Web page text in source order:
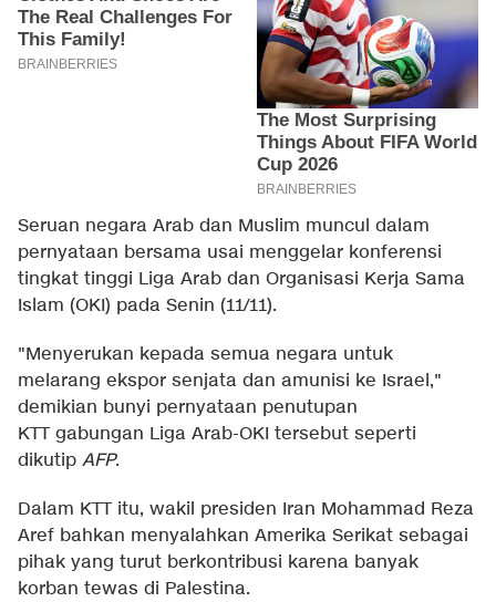
Seruan negara Arab dan Muslim muncul dalam
pernyataan bersama usai menggelar konferensi
tingkat tinggi Liga Arab dan Organisasi Kerja Sama
Islam (OKI) pada Senin (11/11).
"Menyerukan kepada semua negara untuk
melarang ekspor senjata dan amunisi ke Israel,"
demikian bunyi pernyataan penutupan
KTT gabungan Liga Arab-OKI tersebut seperti
dikutip AFP.
Dalam KTT itu, wakil presiden Iran Mohammad Reza
Aref bahkan menyalahkan Amerika Serikat sebagai
pihak yang turut berkontribusi karena banyak
korban tewas di Palestina.